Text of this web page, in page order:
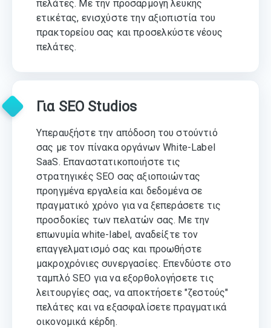
πελάτες. Με την προσαρμογή λευκής
ετικέτας, ενισχύστε την αξιοπιστία του
πρακτορείου σας και προσελκύστε νέους
πελάτες.
Για SEO Studios
Υπεραυξήστε την απόδοση του στούντιό
σας με τον πίνακα οργάνων White-Label
SaaS. Επαναστατικοποιήστε τις
στρατηγικές SEO σας αξιοποιώντας
προηγμένα εργαλεία και δεδομένα σε
πραγματικό χρόνο για να ξεπεράσετε τις
προσδοκίες των πελατών σας. Με την
επωνυμία white-label, αναδείξτε τον
επαγγελματισμό σας και προωθήστε
μακροχρόνιες συνεργασίες. Επενδύστε στο
ταμπλό SEO για να εξορθολογήσετε τις
λειτουργίες σας, να αποκτήσετε "ζεστούς"
πελάτες και να εξασφαλίσετε πραγματικά
οικονομικά κέρδη.